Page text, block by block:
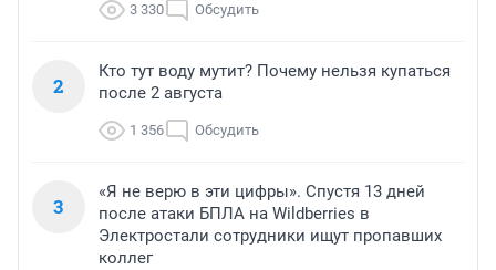
3 330 Обсудить
2
Кто тут воду мутит? Почему нельзя купаться
после 2 августа
1 356 Обсудить
3
«Я не верю в эти цифры». Спустя 13 дней
после атаки БПЛА на Wildberries в
Электростали сотрудники ищут пропавших
коллег